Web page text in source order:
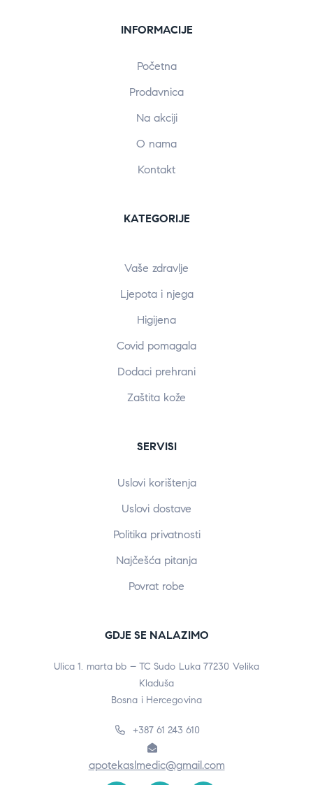
INFORMACIJE
Početna
Prodavnica
Na akciji
O nama
Kontakt
KATEGORIJE
Vaše zdravlje
Ljepota i njega
Higijena
Covid pomagala
Dodaci prehrani
Zaštita kože
SERVISI
Uslovi korištenja
Uslovi dostave
Politika privatnosti
Najčešća pitanja
Povrat robe
GDJE SE NALAZIMO
Ulica 1. marta bb – TC Sudo Luka 77230 Velika
Kladuša
Bosna i Hercegovina
+387 61 243 610
apotekaslmedic@gmail.com